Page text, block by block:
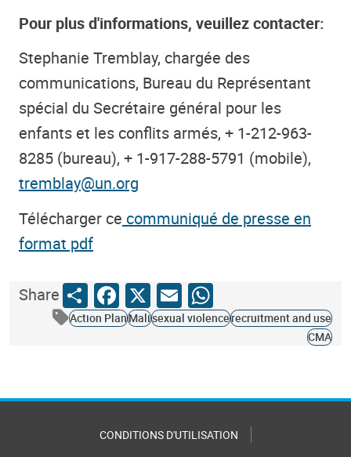
Pour plus d'informations, veuillez contacter:
Stephanie Tremblay, chargée des
communications, Bureau du Représentant
spécial du Secrétaire général pour les
enfants et les conflits armés, + 1-212-963-
8285 (bureau), + 1-917-288-5791 (mobile),
tremblay@un.org
Télécharger ce communiqué de presse en
format pdf
ShareShareFacebook
X EmailWhatsApp
Action PlanMalisexual violencerecruitment and use
CMA
CONDITIONS D'UTILISATION